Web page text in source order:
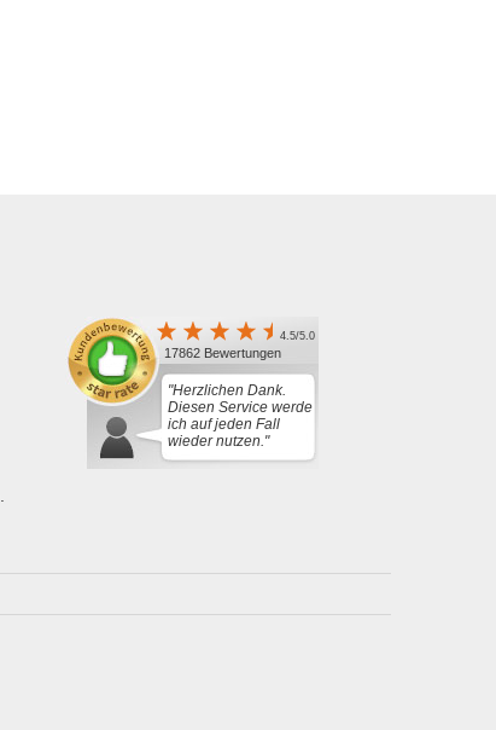
4.5/5.0
17862 Bewertungen
"Herzlichen Dank.
Diesen Service werde
ich auf jeden Fall
wieder nutzen."